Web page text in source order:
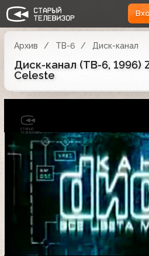
Архив ТВ-6 Диск-канал
Диск-канал (ТВ-6, 1996)
Celeste